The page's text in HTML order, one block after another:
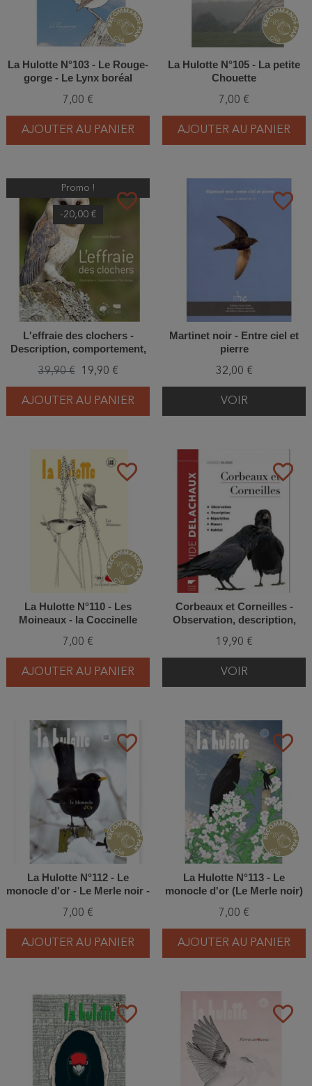
La Hulotte N°103 - Le Rouge-
gorge - Le Lynx boréal
7,00 €
AJOUTER AU PANIER
La Hulotte N°105 - La petite
Chouette
7,00 €
AJOUTER AU PANIER
favorite_border
Promo !
-20,00 €
L'effraie des clochers -
Description, comportement,
39,90 € 19,90 €
AJOUTER AU PANIER
favorite_border
Martinet noir - Entre ciel et
pierre
32,00 €
VOIR
favorite_border
La Hulotte N°110 - Les
Moineaux - la Coccinelle
7,00 €
AJOUTER AU PANIER
favorite_border
Corbeaux et Corneilles -
Observation, description,
19,90 €
VOIR
favorite_border
La Hulotte N°112 - Le
monocle d'or - Le Merle noir -
7,00 €
AJOUTER AU PANIER
favorite_border
La Hulotte N°113 - Le
monocle d'or (Le Merle noir)
7,00 €
AJOUTER AU PANIER
favorite_border favorite_border